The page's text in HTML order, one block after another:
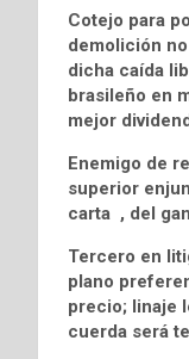
Cotejo para
demolición
dicha caída
brasileño en
mejor
Enemigo de
superior
carta , del
Tercero en
plano
precio; linaje
cuerda será